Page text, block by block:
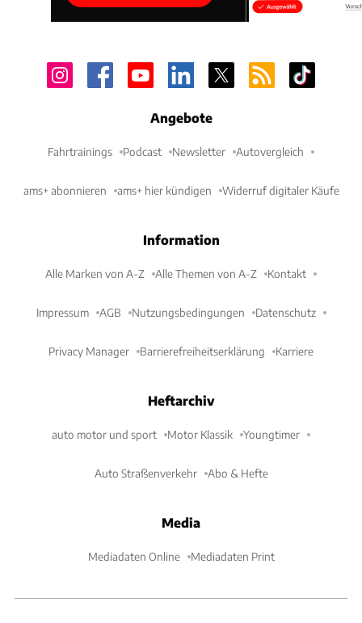
Angebote
Fahrtrainings Podcast Newsletter Autovergleich
ams+ abonnieren ams+ hier kündigen Widerruf digitaler Käufe
Information
Alle Marken von A-Z Alle Themen von A-Z Kontakt
Impressum AGB Nutzungsbedingungen Datenschutz
Privacy Manager Barrierefreiheitserklärung Karriere
Heftarchiv
auto motor und sport Motor Klassik Youngtimer
Auto Straßenverkehr Abo & Hefte
Media
Mediadaten Online Mediadaten Print